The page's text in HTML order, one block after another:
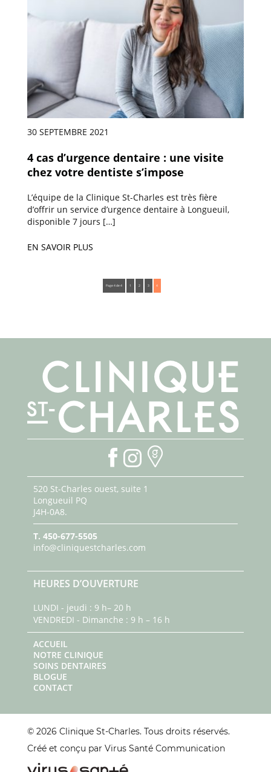
30 SEPTEMBRE 2021
4 cas d’urgence dentaire : une visite
chez votre dentiste s’impose
L’équipe de la Clinique St-Charles est très fière
d’offrir un service d’urgence dentaire à Longueuil,
disponible 7 jours […]
EN SAVOIR PLUS
Page 4 de 4 1 2 3 4
520 St-Charles ouest, suite 1
Longueuil PQ
J4H-0A8.
T. 450-677-5505
info@cliniquestcharles.com
HEURES D’OUVERTURE
LUNDI - jeudi : 9 h– 20 h
VENDREDI - Dimanche : 9 h – 16 h
ACCUEIL
NOTRE CLINIQUE
SOINS DENTAIRES
BLOGUE
CONTACT
© 2026 Clinique St-Charles. Tous droits réservés.
Créé et conçu par Virus Santé Communication